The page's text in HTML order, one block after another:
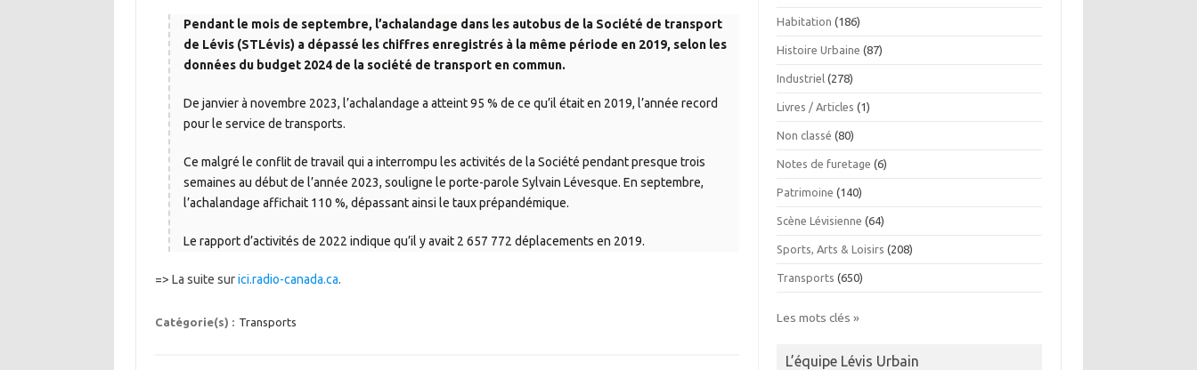
Pendant le mois de septembre, l’achalandage dans les autobus de la Société de transport
de Lévis (STLévis) a dépassé les chiffres enregistrés à la même période en 2019, selon les
données du budget 2024 de la société de transport en commun.
De janvier à novembre 2023, l’achalandage a atteint 95 % de ce qu’il était en 2019, l’année record
pour le service de transports.
Ce malgré le conflit de travail qui a interrompu les activités de la Société pendant presque trois
semaines au début de l’année 2023, souligne le porte-parole Sylvain Lévesque. En septembre,
l’achalandage affichait 110 %, dépassant ainsi le taux prépandémique.
Le rapport d’activités de 2022 indique qu’il y avait 2 657 772 déplacements en 2019.
=> La suite surici.radio-canada.ca.
Catégorie(s) : Transports
Habitation (186)
Histoire Urbaine (87)
Industriel (278)
Livres / Articles (1)
Non classé (80)
Notes de furetage (6)
Patrimoine (140)
Scène Lévisienne (64)
Sports, Arts & Loisirs (208)
Transports (650)
Les mots clés »
L’équipe Lévis Urbain